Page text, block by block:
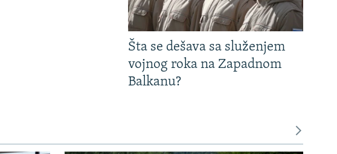
Šta se dešava sa služenjem
vojnog roka na Zapadnom
Balkanu?